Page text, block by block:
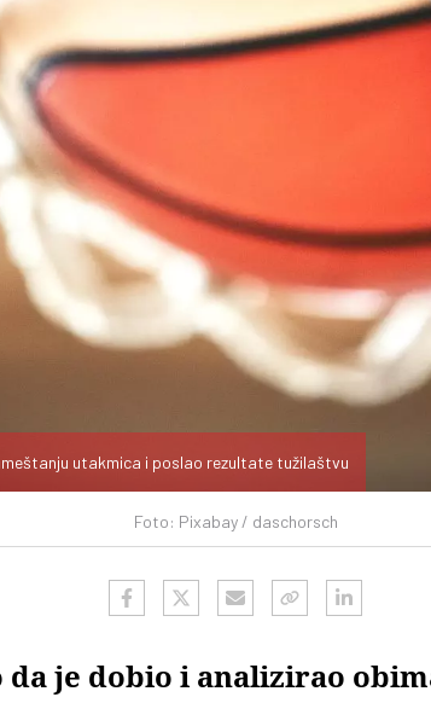
Foto: Pixabay / daschorsch
utakmica i poslao rezultate tužilaštvu
da je dobio i analizirao